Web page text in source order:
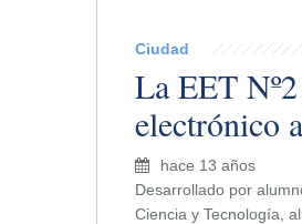
Ciudad
La EET
electrónico
hace 13 años
Desarrollado por
Ciencia y Tecnología,